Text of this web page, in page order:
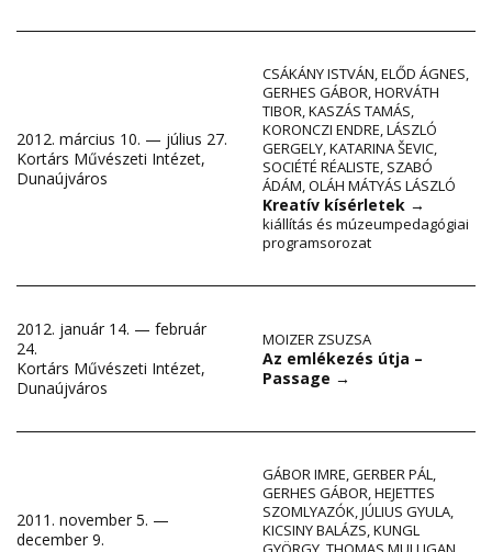
2012. március 10. — július 27.
Kortárs Művészeti Intézet,
Dunaújváros
CSÁKÁNY ISTVÁN,ELŐD ÁGNES,
GERHES GÁBOR,HORVÁTH
TIBOR,KASZÁS TAMÁS,
KORONCZI ENDRE,LÁSZLÓ
GERGELY,KATARINA ŠEVIC,
SOCIÉTÉ RÉALISTE, SZABÓ
ÁDÁM,OLÁH MÁTYÁS LÁSZLÓ
Kreatív kísérletek →
kiállítás és múzeumpedagógiai
programsorozat
2012. január 14. — február
24.
Kortárs Művészeti Intézet,
Dunaújváros
MOIZER ZSUZSA
Az emlékezés útja –
Passage →
2011. november 5. —
december 9.
GÁBOR IMRE,GERBER PÁL,
GERHES GÁBOR,HEJETTES
SZOMLYAZÓK,JÚLIUS GYULA,
KICSINY BALÁZS,KUNGL